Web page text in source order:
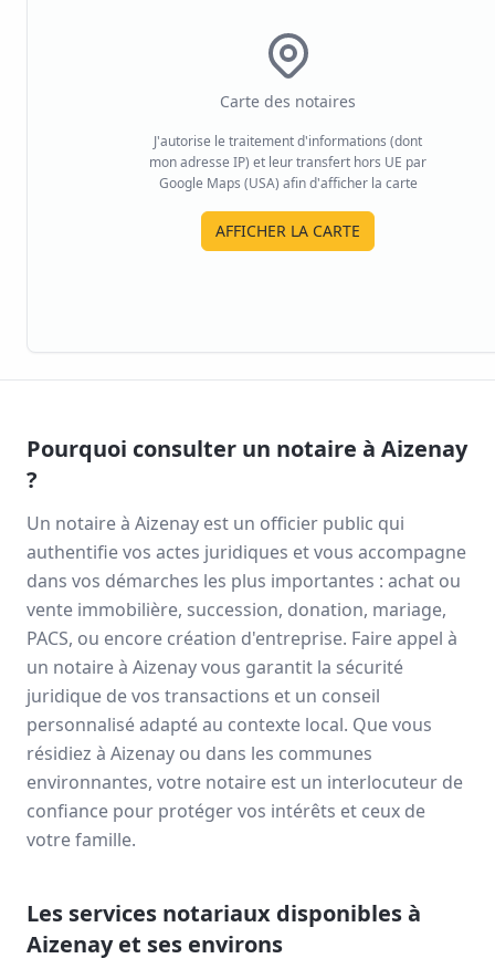
Carte des notaires
J'autorise le traitement d'informations (dont
mon adresse IP) et leur transfert hors UE par
Google Maps (USA) afin d'afficher la carte
AFFICHER LA CARTE
Pourquoi consulter un notaire à Aizenay
?
Un notaire à Aizenay est un officier public qui
authentifie vos actes juridiques et vous accompagne
dans vos démarches les plus importantes : achat ou
vente immobilière, succession, donation, mariage,
PACS, ou encore création d'entreprise. Faire appel à
un notaire à Aizenayvous garantit la sécurité
juridique de vos transactions et un conseil
personnalisé adapté au contexte local. Que vous
résidiez à Aizenay ou dans les communes
environnantes, votre notaire est un interlocuteur de
confiance pour protéger vos intérêts et ceux de
votre famille.
Les services notariaux disponibles à
Aizenayet ses environs